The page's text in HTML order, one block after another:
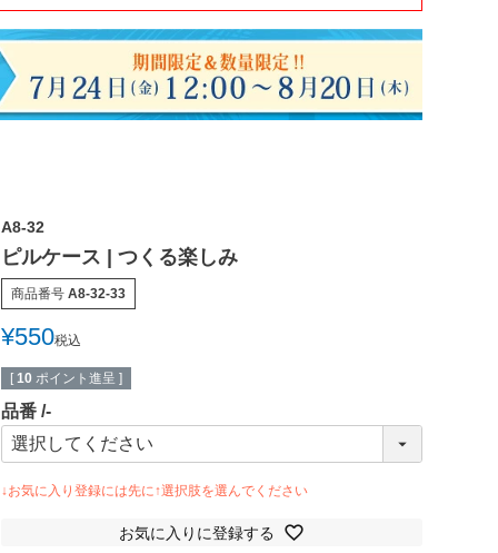
A8-32
ピルケース | つくる楽しみ
商品番号 A8-32-33
¥550税込
[ 10 ポイント進呈 ]
品番 -
お気に入りに登録する